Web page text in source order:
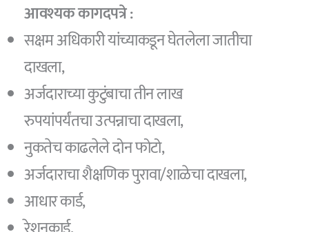
आवश्यक कागदपत्रे :
सक्षम अधिकारी यांच्याकडून घेतलेला जातीचा
दाखला,
अर्जदाराच्या कुटुंबाचा तीन लाख
रुपयांपर्यंतचा उत्पन्नाचा दाखला,
नुकतेच काढलेले दोन फोटो,
अर्जदाराचा शैक्षणिक पुरावा/शाळेचा दाखला,
आधार कार्ड,